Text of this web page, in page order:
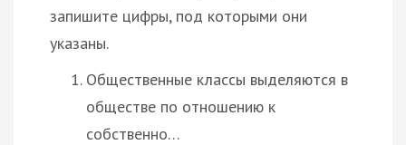
запишите цифры, под которыми они
указаны.
Общественные классы выделяются в
обществе по отношению к
собственно…